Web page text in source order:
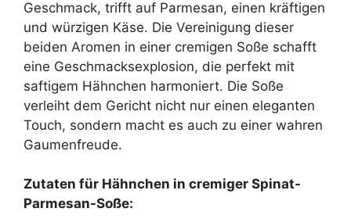
Geschmack, trifft auf Parmesan, einen kräftigen
und würzigen Käse. Die Vereinigung dieser
beiden Aromen in einer cremigen Soße schafft
eine Geschmacksexplosion, die perfekt mit
saftigem Hähnchen harmoniert. Die Soße
verleiht dem Gericht nicht nur einen eleganten
Touch, sondern macht es auch zu einer wahren
Gaumenfreude.
Zutaten für Hähnchen in cremiger Spinat-
Parmesan-Soße: